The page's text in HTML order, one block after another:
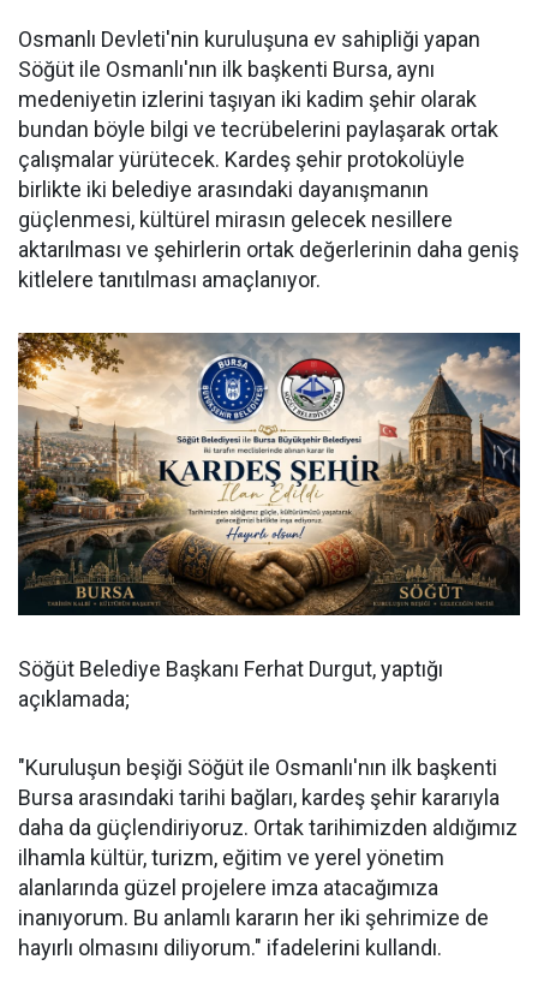
Osmanlı Devleti'nin kuruluşuna ev sahipliği yapan
Söğüt ile Osmanlı'nın ilk başkenti Bursa, aynı
medeniyetin izlerini taşıyan iki kadim şehir olarak
bundan böyle bilgi ve tecrübelerini paylaşarak ortak
çalışmalar yürütecek. Kardeş şehir protokolüyle
birlikte iki belediye arasındaki dayanışmanın
güçlenmesi, kültürel mirasın gelecek nesillere
aktarılması ve şehirlerin ortak değerlerinin daha geniş
kitlelere tanıtılması amaçlanıyor.
Söğüt Belediye Başkanı Ferhat Durgut, yaptığı
açıklamada;
"Kuruluşun beşiği Söğüt ile Osmanlı'nın ilk başkenti
Bursa arasındaki tarihi bağları, kardeş şehir kararıyla
daha da güçlendiriyoruz. Ortak tarihimizden aldığımız
ilhamla kültür, turizm, eğitim ve yerel yönetim
alanlarında güzel projelere imza atacağımıza
inanıyorum. Bu anlamlı kararın her iki şehrimize de
hayırlı olmasını diliyorum." ifadelerini kullandı.